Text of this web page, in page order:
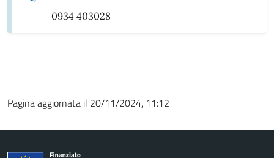
0934 403028
Pagina aggiornata il 20/11/2024, 11:12